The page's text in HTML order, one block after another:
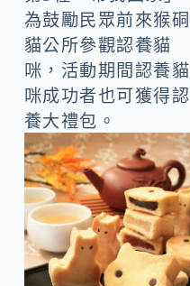
為鼓勵民眾前來猴硐
貓公所參觀認養貓
咪，活動期間認養貓
咪成功者也可獲得認
養大禮包。